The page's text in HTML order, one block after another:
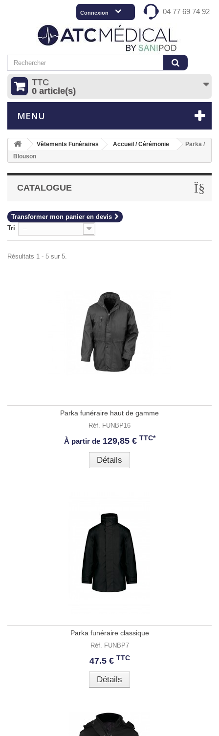
04 77 69 74 92
Connexion
TTC
0 article(s)
MENU
Vêtements Funéraires Accueil / Cérémonie
Parka /
Blouson
CATALOGUE
Transformer mon panier en devis
Tri
--
Résultats 1 - 5 sur 5.
Parka funéraire haut de gamme
Réf. FUNBP16
À partir de129,85 € TTC*
Détails
Parka funéraire classique
Réf. FUNBP7
47.5 € TTC
Détails